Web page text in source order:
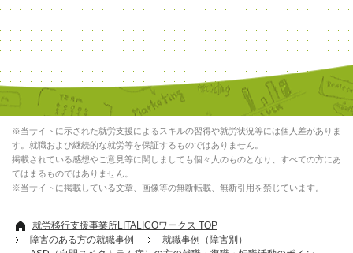
※当サイトに示された就労支援によるスキルの習得や就労状況等には個人差がありま
す。就職および継続的な就労等を保証するものではありません。
掲載されている感想やご意見等に関しましても個々人のものとなり、すべての方にあ
てはまるものではありません。
※当サイトに掲載している文章、画像等の無断転載、無断引用を禁じています。
就労移行支援事業所LITALICOワークス TOP
障害のある方の就職事例
就職事例（障害別）